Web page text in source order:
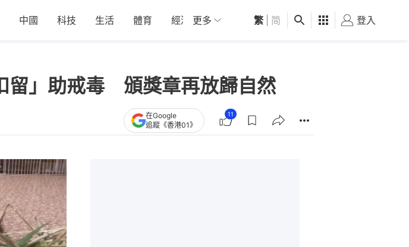
中國 科技 生活 體育 經濟 01深圳 觀點 健康 好食玩飛
更多 繁 简 登入
留」助戒毒 頒獎章再放歸自然
在Google
追蹤《香港01》
11